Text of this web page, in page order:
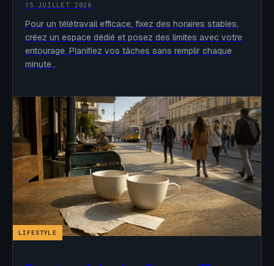
15 JUILLET 2026
Pour un télétravail efficace, fixez des horaires stables,
créez un espace dédié et posez des limites avec votre
entourage. Planifiez vos tâches sans remplir chaque
minute…
LIFESTYLE